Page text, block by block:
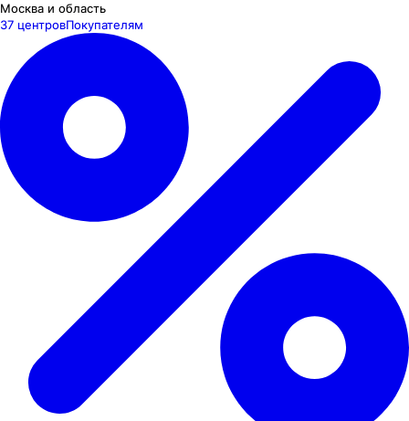
Москва и область
37 центровПокупателям